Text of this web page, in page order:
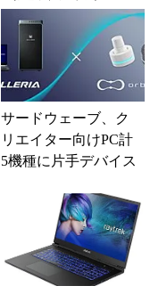
サードウェーブ、ク
リエイター向けPC計
5機種に片手デバイス
ットモデルを追...